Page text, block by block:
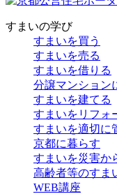
すまいの学び
すまいを買う
すまいを売る
すまいを借りる
分譲マンション
すまいを建てる
すまいをリフォ
すまいを適切に
京都に暮らす
すまいを災害か
高齢者等のすま
WEB講座